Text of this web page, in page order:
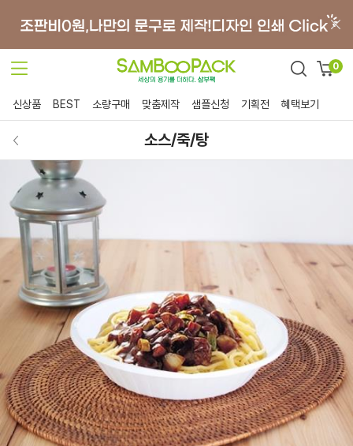
0
신상품 BEST 소량구매 맞춤제작 샘플신청 기획전 혜택보기
소스/죽/탕